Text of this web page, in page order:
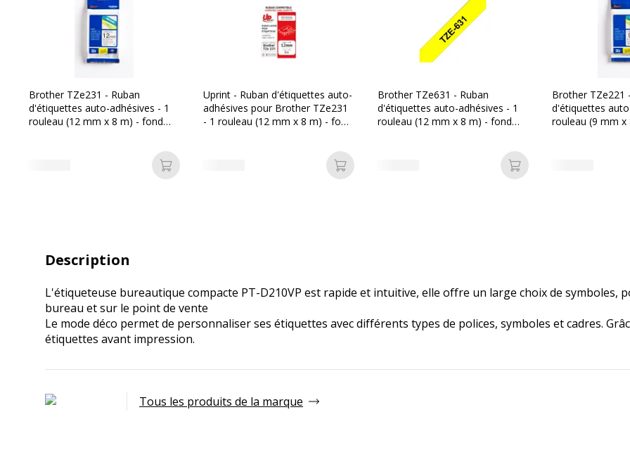
Brother TZe231 - Ruban
d'étiquettes auto-adhésives - 1
rouleau (12 mm x 8 m) - fond
Ajouter au panier
Uprint - Ruban d'étiquettes auto-
adhésives pour Brother TZe231
- 1 rouleau (12 mm x 8 m) - fond
Ajouter au panier
Brother TZe631 - Ruban
d'étiquettes auto-adhésives - 1
rouleau (12 mm x 8 m) - fond
Ajouter au panier
Brother TZe221
d'étiquettes
rouleau (9 mm
Description
L'étiqueteuse bureautique compacte PT-D210VP est rapide et intuitive, elle offre un large choix de symboles,
bureau et sur le point de vente
Le mode déco permet de personnaliser ses étiquettes avec différents types de polices, symboles et cadres.
étiquettes avant impression.
Tous les produits de la marque